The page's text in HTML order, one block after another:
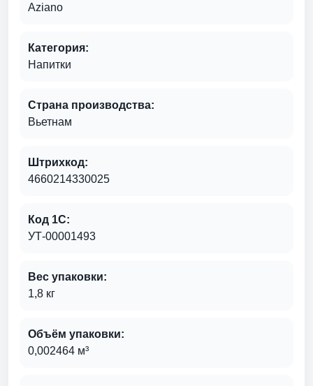
Aziano
Категория:
Напитки
Страна производства:
Вьетнам
Штрихкод:
4660214330025
Код 1С:
УТ-00001493
Вес упаковки:
1,8 кг
Объём упаковки:
0,002464 м³